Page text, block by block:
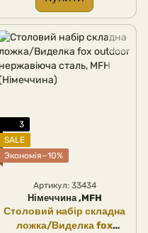
3
SALE
Экономія−10%
Артикул: 33434
Німеччина ,MFH
Столовий набір складна
ложка/Виделка fox